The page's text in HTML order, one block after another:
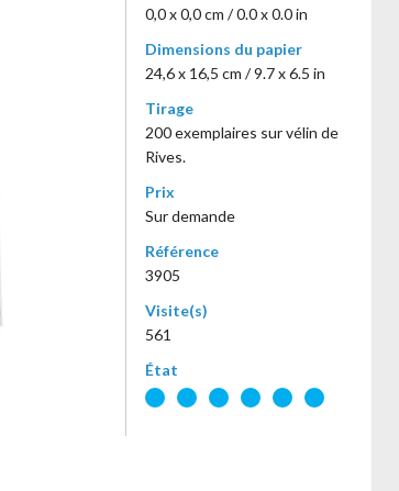
0,0 x 0,0 cm / 0.0 x 0.0 in
Dimensions du papier
24,6 x 16,5 cm / 9.7 x 6.5 in
Tirage
200 exemplaires sur vélin de
Rives.
Prix
Sur demande
Référence
3905
Visite(s)
561
État